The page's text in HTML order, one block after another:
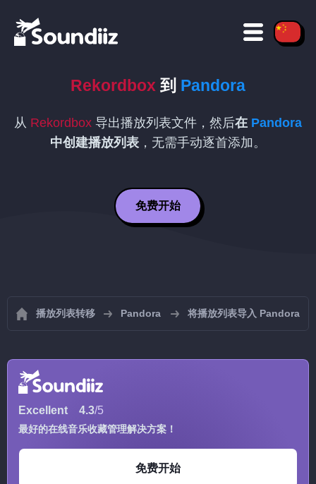
Rekordbox 到 Pandora
从 Rekordbox 导出播放列表文件，然后在 Pandora
中创建播放列表 ，无需手动逐首添加。
免费开始
播放列表转移 Pandora 将播放列表导入 Pandora
Excellent 4.3/5
最好的在线音乐收藏管理解决方案！
免费开始